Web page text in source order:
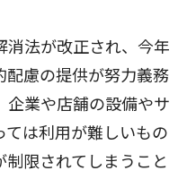
法が改正され、今年
配慮の提供が努力義務
企業や店舗の設備やサ
ては利用が難しいもの
限されてしまうこと